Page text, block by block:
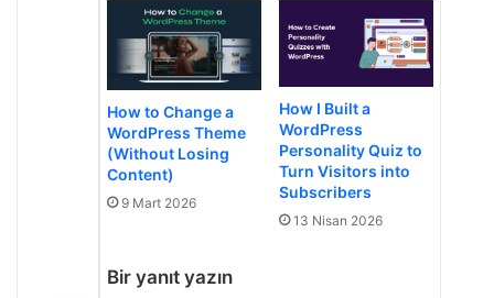
How to Change a
WordPress Theme
(Without Losing
Content)
9 Mart 2026
How I Built a
WordPress
Personality Quiz to
Turn Visitors into
Subscribers
13 Nisan 2026
Bir yanıt yazın